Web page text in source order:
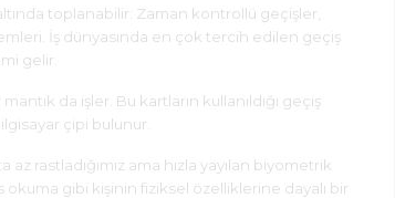
toplanabilir: Zaman kontrollü geçişler,
İş dünyasında en çok tercih edilen geçiş
gelir.
da işler. Bu kartların kullanıldığı geçiş
çipi bulunur.
rastladığımız ama hızla yayılan biyometrik
okuma gibi kişinin fiziksel özelliklerine dayalı bir